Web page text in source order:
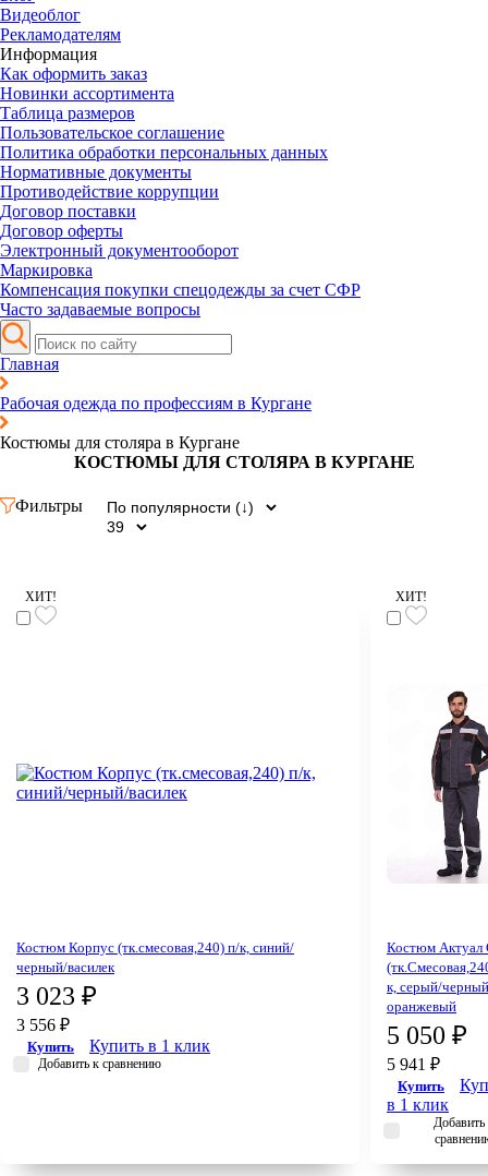
Видеоблог
Рекламодателям
Информация
Как оформить заказ
Новинки ассортимента
Таблица размеров
Пользовательское соглашение
Политика обработки персональных данных
Нормативные документы
Противодействие коррупции
Договор поставки
Договор оферты
Электронный документооборот
Маркировка
Компенсация покупки спецодежды за счет СФР
Часто задаваемые вопросы
Главная
Рабочая одежда по профессиям в Кургане
Костюмы для столяра в Кургане
КОСТЮМЫ ДЛЯ СТОЛЯРА В КУРГАНЕ
Фильтры
ХИТ!
Костюм Корпус (тк.смесовая,240) п/к, синий/
черный/василек
3 023 ₽
3 556 ₽
Купить Купить в 1 клик
Добавить к сравнению
ХИТ!
Костюм
к, серый/
оранжевый
5 050 ₽
5 941 ₽
Купить
в 1 клик
Добавить